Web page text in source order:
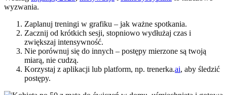
wyzwania.
Zaplanuj treningi w grafiku – jak ważne spotkania.
Zacznij od krótkich sesji, stopniowo wydłużaj czas i
zwiększaj intensywność.
Nie porównuj się do innych – postępy mierzone są twoją
miarą, nie cudzą.
Korzystaj z aplikacji lub platform, np. trenerka.ai, aby śledzić
postępy.